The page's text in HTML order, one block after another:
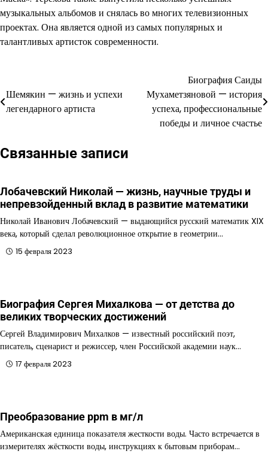
музыкальных альбомов и снялась во многих телевизионных
проектах. Она является одной из самых популярных и
талантливых артисток современности.
по
Шемякин — жизнь и успехи
легендарного артиста
Биография Саиды
Мухаметзяновой — история
успеха, профессиональные
победы и личное счастье
Связанные записи
Лобачевский Николай — жизнь, научные труды и
непревзойденный вклад в развитие математики
Николай Иванович Лобачевский — выдающийся русский математик XIX
века, который сделал революционное открытие в геометрии…
15 февраля 2023
Биография Сергея Михалкова — от детства до
великих творческих достижений
Сергей Владимирович Михалков — известный российский поэт,
писатель, сценарист и режиссер, член Российской академии наук…
17 февраля 2023
Преобразование ppm в мг/л
Американская единица показателя жесткости воды. Часто встречается в
измерителях жёсткости воды, инструкциях к бытовым приборам…